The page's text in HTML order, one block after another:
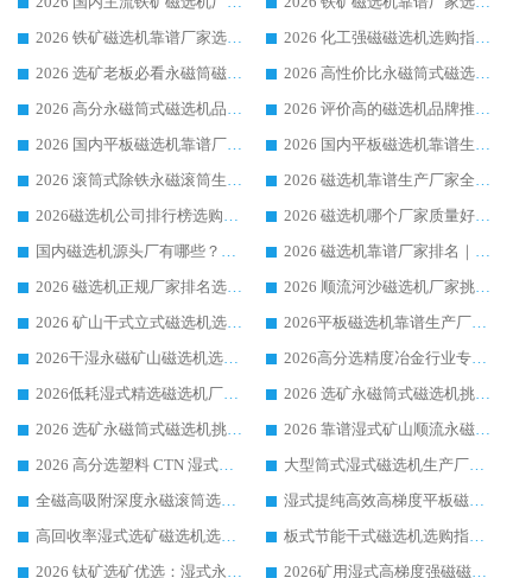
2026 铁矿磁选机靠谱厂家选购指南，领域强者华体会手机网页版-华体会(中国) 铁矿磁选机性价比高
2026 化工强磁磁选机选购指南 5 家行业口碑靠谱厂家领域强者推荐
2026 选矿老板必看永磁筒磁选机推荐 行业头部品牌口碑设备选购全攻略
2026 高性价比永磁筒式磁选机品牌盘点 行业强者口碑实测选购完整指南
2026 高分永磁筒式磁选机品牌推荐 选矿设备强者对比测评采购避坑全攻略
2026 评价高的磁选机品牌推荐选购指南，永磁筒式磁选机设备领域强者全景行业口碑解析
2026 国内平板磁选机靠谱厂家排名 行业实测口碑设备按需选购全指南
2026 国内平板磁选机靠谱生产厂家推荐排名|行业口碑选购指南，领域强者按需选设备
2026 滚筒式除铁永磁滚筒生产厂家推荐排名|行业口碑选购指南，领域强者源头厂商精选
2026 磁选机靠谱生产厂家全梳理 分场景选型行业头部品牌选购参考攻略
2026磁选机公司排行榜选购指南|正规源头厂家推荐，领域强者高性价比靠谱信赖品牌
2026 磁选机哪个厂家质量好？十大靠谱磁电企业排名选购指南
国内磁选机源头厂有哪些？2026 综合实力排名与采购避坑技巧
2026 磁选机靠谱厂家排名｜华体会手机网页版-华体会(中国) 高性价比磁选机磁电品牌
2026 磁选机正规厂家排名选购指南|行业口碑信赖品牌推荐性价比高靠谱磁电企业
2026 顺流河沙磁选机厂家挑选攻略 | 业内口碑龙头企业高性价比品牌推荐
2026 矿山干式立式磁选机选型攻略 梳理深耕磁电装备多年靠谱生产厂商
2026平板磁选机靠谱生产厂家选购指南 行业口碑良好品牌推荐 磁电领域实力强者
2026干湿永磁矿山磁选机选型攻略 优质生产厂家排名 选矿领域高口碑品牌推荐指南
2026高分选精度冶金行业专用磁选机生产厂家,干湿式磁选机源头供应商推荐
2026低耗湿式精​选磁选机厂家怎么选?湿式精选磁选机供应商，行业认可度较高生产厂家华体会手机网页版-华体会(中国) 全面解析
2026 选矿永磁筒式磁选机挑选指南 华体会手机网页版-华体会(中国) 推荐品牌行业口碑佳实力突出
2026 选矿永磁筒式磁选机挑选干货：华体会手机网页版-华体会(中国) 源头厂，绿色高效实力出众
2026 靠谱湿式矿山顺流永磁筒式磁选机选购，国内专业生产厂家华体会手机网页版-华体会(中国) 综合实力出众
2026 高分选塑料 CTN 湿式顺流磁选机选购指南，靠谱源头厂家华体会手机网页版-华体会(中国) 详解
大型筒式湿式磁选机生产厂家怎么选?华体会手机网页版-华体会(中国) 设备口碑广受行业认可
全磁高吸附深度永磁滚筒选购指南 业内口碑稳定磁电设备生产厂家详细推荐
湿式提纯高效高梯度平板磁选机靠谱设备源头厂商华体会手机网页版-华体会(中国) 综合测评
高回收率湿式选矿磁选机选购指南 业内口碑磁电设备生产厂家实力解析
板式节能干式磁选机选购指南，源头生产厂家华体会手机网页版-华体会(中国) 综合实力可观
2026 钛矿选矿优选：湿式永磁筒式磁选机源头厂家华体会手机网页版-华体会(中国) 综合解析
2026矿用湿式高梯度强磁磁选机选购指南，临朐靠谱磁电生产厂家华体会手机网页版-华体会(中国) 详解